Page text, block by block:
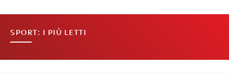
SPORT: I PIÙ LETTI